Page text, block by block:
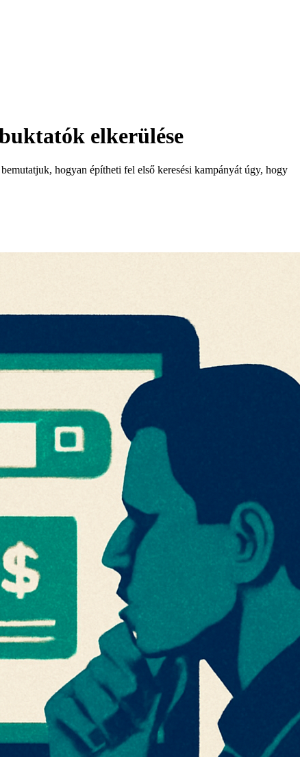
elkerülése
hogyan építheti fel első keresési kampányát úgy, hogy